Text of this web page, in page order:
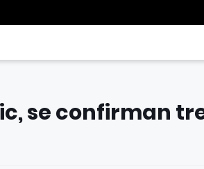
se confirman